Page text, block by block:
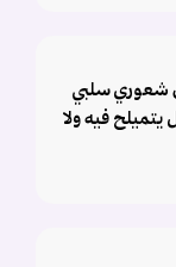
شعوري سلبي
فيه ولا